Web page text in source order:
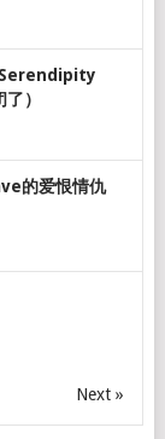
Serendipity
）
的爱恨情仇
Next »